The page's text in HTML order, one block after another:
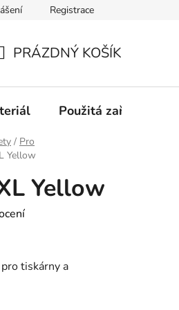
Ochrana osobních údajů
Registrace
PRÁZDNÝ KOŠÍK
Použitá zařízení
/ Pro
Yellow
Yellow
tiskárny a